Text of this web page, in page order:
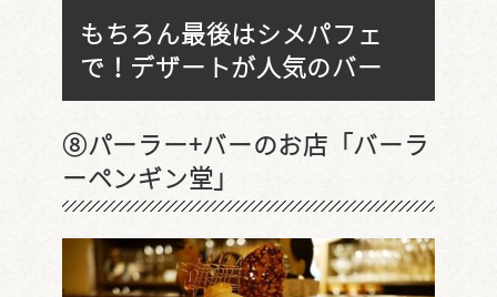
もちろん最後はシメパフェ
で！デザートが人気のバー
⑧パーラー+バーのお店「バーラ
ーペンギン堂」